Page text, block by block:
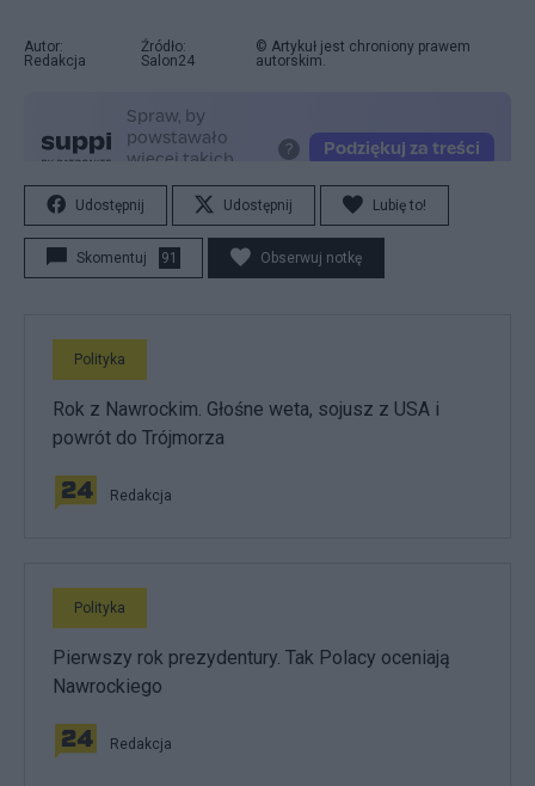
Autor:
Redakcja
Źródło:
Salon24
© Artykuł jest chroniony prawem
autorskim.
Udostępnij Udostępnij Lubię to!
Skomentuj 91 Obserwuj notkę
Polityka
Rok z Nawrockim. Głośne weta, sojusz z USA i
powrót do Trójmorza
Redakcja
Polityka
Pierwszy rok prezydentury. Tak Polacy oceniają
Nawrockiego
Redakcja